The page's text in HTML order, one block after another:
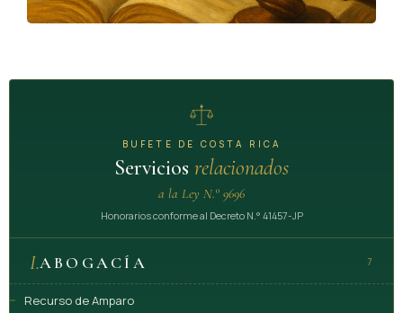
BUFETE DE COSTA RICA
Servicios relacionados
a la Ley N.° 9696
Honorarios conforme al Decreto N.° 41457-JP
I.ABOGACÍA 7
Recurso de Amparo